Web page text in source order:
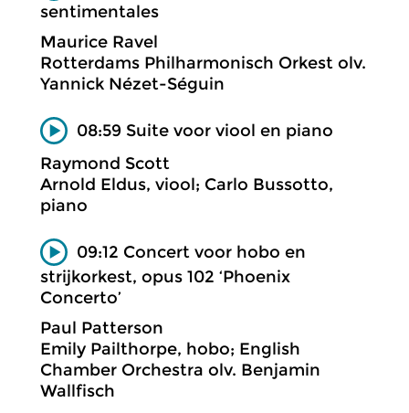
sentimentales
Maurice Ravel
Rotterdams Philharmonisch Orkest olv.
Yannick Nézet-Séguin
08:59 Suite voor viool en piano
Raymond Scott
Arnold Eldus, viool; Carlo Bussotto,
piano
09:12 Concert voor hobo en
strijkorkest, opus 102 ‘Phoenix
Concerto’
Paul Patterson
Emily Pailthorpe, hobo; English
Chamber Orchestra olv. Benjamin
Wallfisch